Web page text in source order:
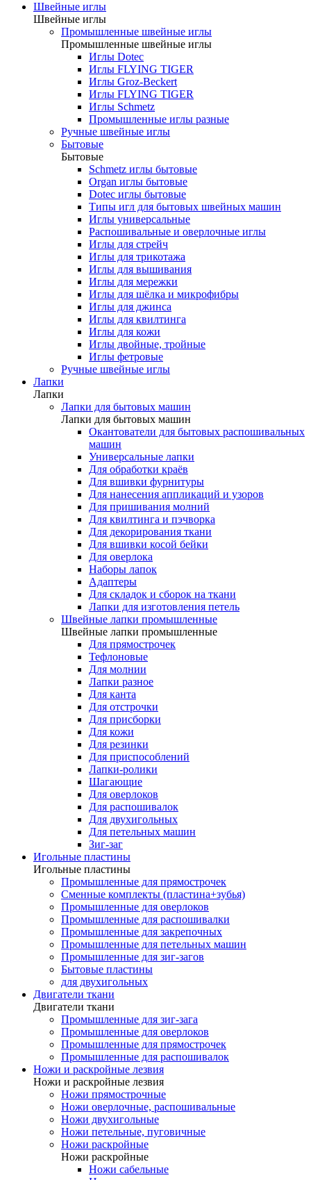
Швейные иглы
Швейные иглы
Промышленные швейные иглы
Промышленные швейные иглы
Иглы Dotec
Иглы FLYING TIGER
Иглы Groz-Beckert
Иглы FLYING TIGER
Иглы Schmetz
Промышленные иглы разные
Ручные швейные иглы
Бытовые
Бытовые
Schmetz иглы бытовые
Organ иглы бытовые
Dotec иглы бытовые
Типы игл для бытовых швейных машин
Иглы универсальные
Распошивальные и оверлочные иглы
Иглы для стрейч
Иглы для трикотажа
Иглы для вышивания
Иглы для мережки
Иглы для шёлка и микрофибры
Иглы для джинса
Иглы для квилтинга
Иглы для кожи
Иглы двойные, тройные
Иглы фетровые
Ручные швейные иглы
Лапки
Лапки
Лапки для бытовых машин
Лапки для бытовых машин
Окантователи для бытовых распошивальных
машин
Универсальные лапки
Для обработки краёв
Для вшивки фурнитуры
Для нанесения аппликаций и узоров
Для пришивания молний
Для квилтинга и пэчворка
Для декорирования ткани
Для вшивки косой бейки
Для оверлока
Наборы лапок
Адаптеры
Для складок и сборок на ткани
Лапки для изготовления петель
Швейные лапки промышленные
Швейные лапки промышленные
Для прямострочек
Тефлоновые
Для молнии
Лапки разное
Для канта
Для отстрочки
Для присборки
Для кожи
Для резинки
Для приспособлений
Лапки-ролики
Шагающие
Для оверлоков
Для распошивалок
Для двухигольных
Для петельных машин
Зиг-заг
Игольные пластины
Игольные пластины
Промышленные для прямострочек
Сменные комплекты (пластина+зубья)
Промышленные для оверлоков
Промышленные для распошивалки
Промышленные для закрепочных
Промышленные для петельных машин
Промышленные для зиг-загов
Бытовые пластины
для двухигольных
Двигатели ткани
Двигатели ткани
Промышленные для зиг-зага
Промышленные для оверлоков
Промышленные для прямострочек
Промышленные для распошивалок
Ножи и раскройные лезвия
Ножи и раскройные лезвия
Ножи прямострочные
Ножи оверлочные, распошивальные
Ножи двухигольные
Ножи петельные, пуговичные
Ножи раскройные
Ножи раскройные
Ножи сабельные